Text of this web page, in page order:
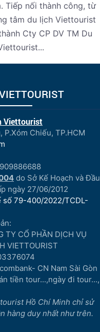
Tiếp nối thành công, từ
tâm du lịch Viettourist
Cty CP DV TM Du
Viettourist
P.Xóm Chiếu, TP.HCM
do Sở Kế Hoạch và Đầu
ngày 27/06/2012
số 79-400/2022/TCDL-
TY CỔ PHẦN DỊCH VỤ
VIETTOURIST
CN Nam Sài Gòn
tiền tour...,ngày đi tour...,
Hồ Chí Minh chỉ sử
hàng duy nhất như trên.